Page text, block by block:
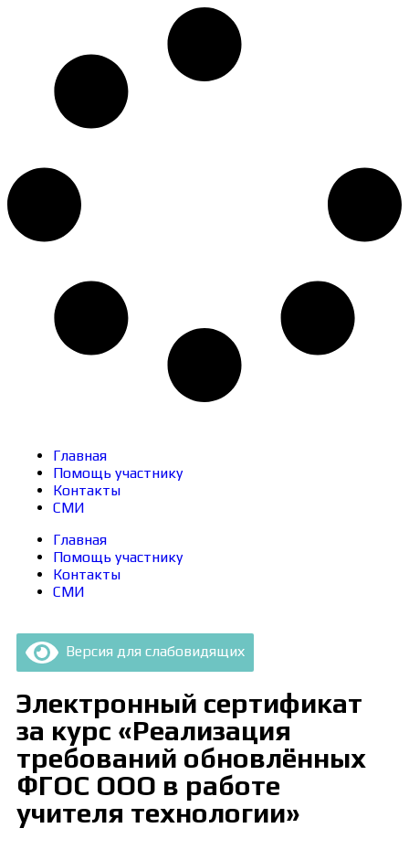
Главная
Помощь участнику
Контакты
СМИ
Главная
Помощь участнику
Контакты
СМИ
Версия для слабовидящих
Электронный сертификат
за курс «Реализация
требований обновлённых
ФГОС ООО в работе
учителя технологии»